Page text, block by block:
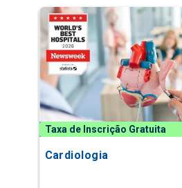
Taxa de Inscrição Gratuita
Cardiologia